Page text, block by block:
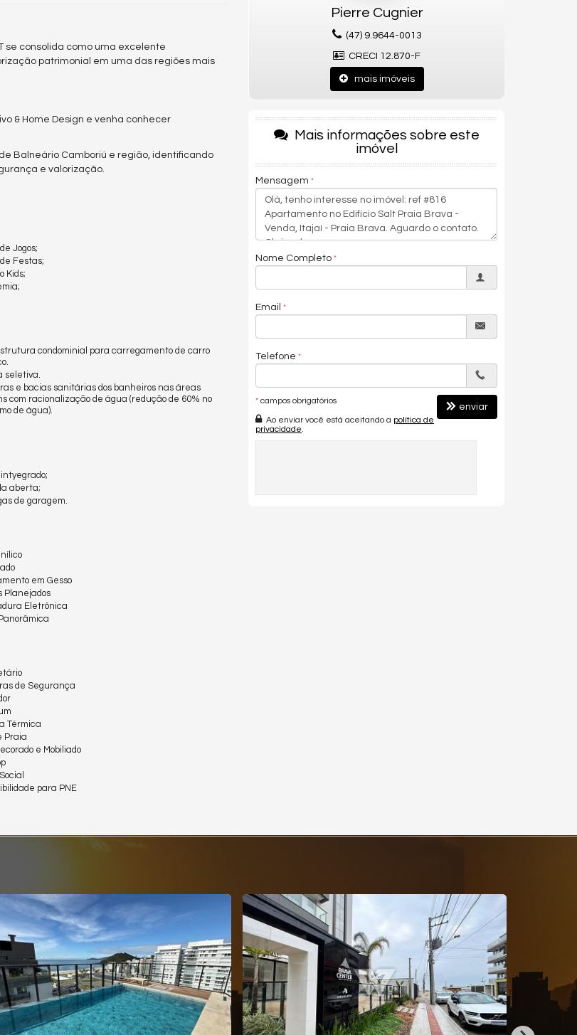
se consolida como uma excelente
patrimonial em uma das regiões mais
& Home Design e venha conhecer
Balneário Camboriú e região, identificando
e valorização.
Jogos;
Festas;
Espaço Kids;
condominial para carregamento de carro
seletiva.
e bacias sanitárias dos banheiros nas áreas
com racionalização de água (redução de 60% no
de água).
aberta;
de garagem.
em Gesso
Planejados
Eletrônica
de Segurança
Térmica
Praia
e Mobiliado
para PNE
Pierre Cugnier
(47) 9.9644-0013
CRECI 12.870-F
mais imóveis
Mais informações sobre este
imóvel
Mensagem
Nome Completo
Email
Telefone
* campos obrigatórios
Ao enviar você está aceitando a política de
privacidade
enviar